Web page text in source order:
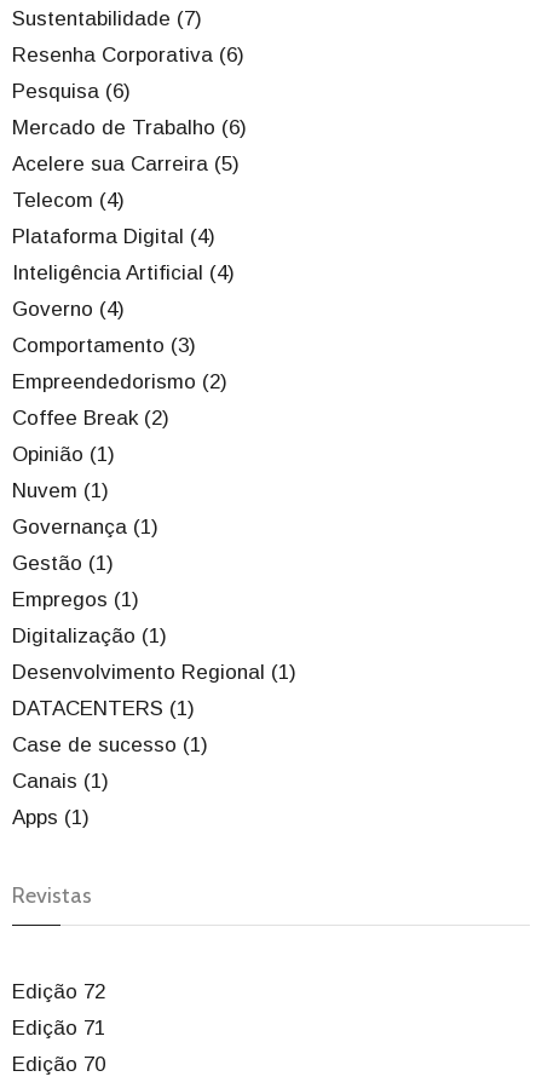
Sustentabilidade (7)
Resenha Corporativa (6)
Pesquisa (6)
Mercado de Trabalho (6)
Acelere sua Carreira (5)
Telecom (4)
Plataforma Digital (4)
Inteligência Artificial (4)
Governo (4)
Comportamento (3)
Empreendedorismo (2)
Coffee Break (2)
Opinião (1)
Nuvem (1)
Governança (1)
Gestão (1)
Empregos (1)
Digitalização (1)
Desenvolvimento Regional (1)
DATACENTERS (1)
Case de sucesso (1)
Canais (1)
Apps (1)
Revistas
Edição 72
Edição 71
Edição 70